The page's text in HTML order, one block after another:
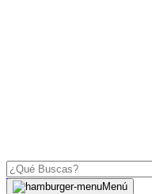
Menú
OJO